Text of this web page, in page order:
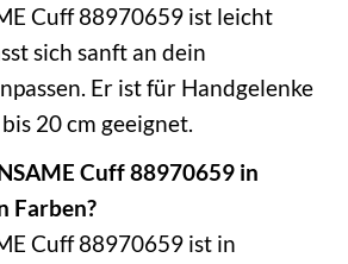
Cuff 88970659 ist leicht
sich sanft an dein
Er ist für Handgelenke
20 cm geeignet.
Cuff 88970659 in
Farben?
Cuff 88970659 ist in